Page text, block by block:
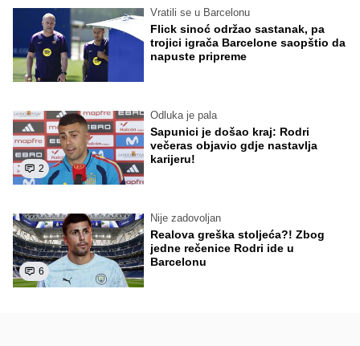
Vratili se u Barcelonu
Flick sinoć održao sastanak, pa
trojici igrača Barcelone saopštio da
napuste pripreme
2
Odluka je pala
Sapunici je došao kraj: Rodri
večeras objavio gdje nastavlja
karijeru!
6
Nije zadovoljan
Realova greška stoljeća?! Zbog
jedne rečenice Rodri ide u
Barcelonu